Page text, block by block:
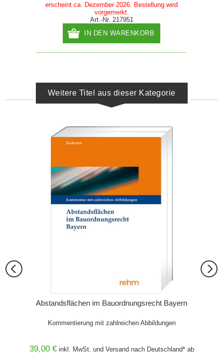
erscheint ca. Dezember 2026. Bestellung wird
vorgemerkt.
Art.-Nr. 217951
IN DEN WARENKORB
Weitere Titel aus dieser Kategorie
Abstandsflächen im Bauordnungsrecht Bayern
Kommentierung mit zahlreichen Abbildungen
39,00 € inkl. MwSt. und Versand nach Deutschland* ab